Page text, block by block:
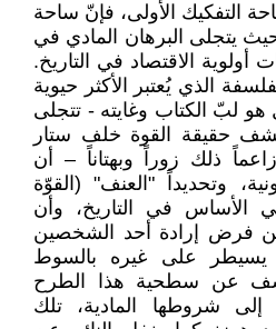
التفكيك الأولى، فإنّ ساحة
حيث يتجلى البرهان المادي في
أولوية الاقتصاد في التاريخ.
الذي يُعتبر الأكثر حيوية
لبّ الكتاب وغايته - تتجلى
حقيقة القوة خلف ستار
ذلك زوراً وبهتاناً – أن
وتحديداً "العنف" (القوّة
الأساس في التاريخ، وأن
من فرض إرادة أحد الشخصين
يسيطر على غيره بالسوط
عن سطحية هذا الطرح
إلى شروطها المادية، تلك